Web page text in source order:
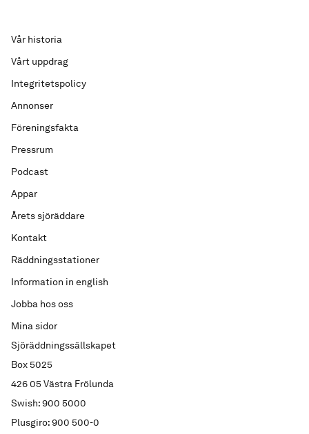
Sjöräddningssällskapet
Box 5025
426 05 Västra Frölunda
Swish: 900 5000
Plusgiro: 900 500-0
Vår historia
Vårt uppdrag
Integritetspolicy
Annonser
Föreningsfakta
Pressrum
Podcast
Appar
Årets sjöräddare
Kontakt
Räddningsstationer
Information in english
Jobba hos oss
Mina sidor